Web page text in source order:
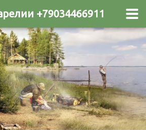
+79034466911